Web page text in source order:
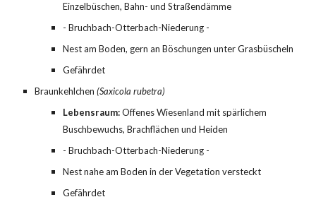
Einzelbüschen, Bahn- und Straßendämme
- Bruchbach-Otterbach-Niederung -
Nest am Boden, gern an Böschungen unter Grasbüscheln
Gefährdet
Braunkehlchen (Saxicola rubetra)
Lebensraum: Offenes Wiesenland mit spärlichem
Buschbewuchs, Brachflächen und Heiden
- Bruchbach-Otterbach-Niederung -
Nest nahe am Boden in der Vegetation versteckt
Gefährdet